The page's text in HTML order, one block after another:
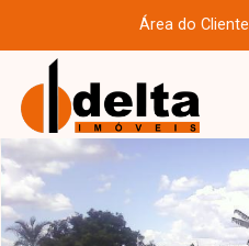
Área do Cliente